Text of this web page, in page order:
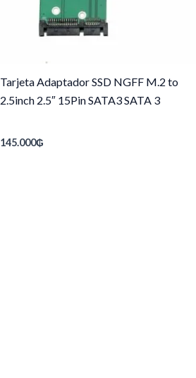
Tarjeta Adaptador SSD NGFF M.2 to
2.5inch 2.5″ 15Pin SATA3 SATA 3
145.000₲